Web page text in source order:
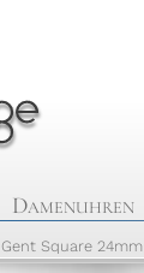
Damenuhren
Square 24mm